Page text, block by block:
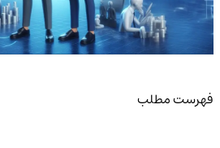
فهرست مطلب